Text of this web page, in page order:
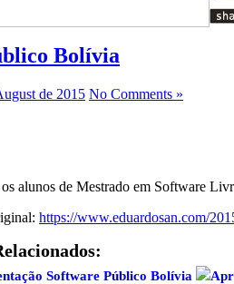
Bolívia
de 2015 No Comments »
os alunos de Mestrado em Software
https://www.eduardosan.com/
Software Público Bolívia